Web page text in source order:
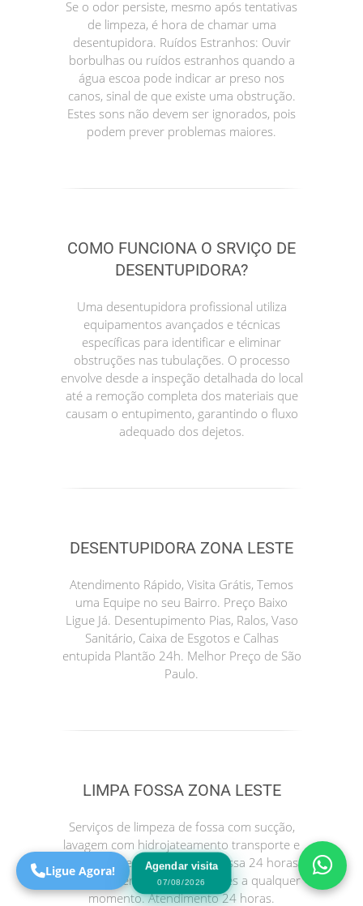
Se o odor persiste, mesmo após tentativas
de limpeza, é hora de chamar uma
desentupidora. Ruídos Estranhos: Ouvir
borbulhas ou ruídos estranhos quando a
água escoa pode indicar ar preso nos
canos, sinal de que existe uma obstrução.
Estes sons não devem ser ignorados, pois
podem prever problemas maiores.
COMO FUNCIONA O SRVIÇO DE
DESENTUPIDORA?
Uma desentupidora profissional utiliza
equipamentos avançados e técnicas
específicas para identificar e eliminar
obstruções nas tubulações. O processo
envolve desde a inspeção detalhada do local
até a remoção completa dos materiais que
causam o entupimento, garantindo o fluxo
adequado dos dejetos.
DESENTUPIDORA ZONA LESTE
Atendimento Rápido, Visita Grátis, Temos
uma Equipe no seu Bairro. Preço Baixo
Ligue Já. Desentupimento Pias, Ralos, Vaso
Sanitário, Caixa de Esgotos e Calhas
entupida Plantão 24h. Melhor Preço de São
Paulo.
LIMPA FOSSA ZONA LESTE
Serviços de limpeza de fossa com sucção,
lavagem com hidrojateamento transporte e
descarte. Serviços de limpa fossa 24 horas
para atender suas necessidades a qualquer
momento. Atendimento 24 horas.
Agendar visita
07/08/2026
São Paulo! Precisa de
Online
Ligue Agora!